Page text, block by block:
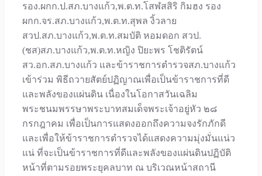
รอง.ผกก.ป.สภ.บางแก้ว,พ.ต.ท.โสฬสสิริ กิมฮง รอง
ผกก.จร.สภ.บางแก้ว,พ.ต.ท.สุพล งิ้วลาย
สวป.สภ.บางแก้ว,พ.ต.ท.สมบัติ หอมดอก สวป.
(ชส)สภ.บางแก้ว,พ.ต.ท.หญิง ปิยะพร โชติรัตน์
สว.อก.สภ.บางแก้ว และข้าราชการตำรวจสภ.บางแก้ว
เข้าร่วม พิธีถวายสัตย์ปฏิญาณเพื่อเป็นข้าราชการที่ดี
และพลังของแผ่นดิน เนื่องในโอกาสวันเฉลิม
พระชนมพรรษาพระบาทสมเด็จพระเจ้าอยู่หัว ๒๘
กรกฎาคม เพื่อเป็นการแสดงออกถึงความจงรักภักดี
และเพื่อให้ข้าราชการตำรวจได้แสดงความมุ่งมั่นแน่ว
แน่ ที่จะเป็นข้าราชการที่ดีและพลังของแผ่นดินปฏิบัติ
หน้าที่ตามรอยพระยุคลบาท ณ บริเวณหน้าสถานี